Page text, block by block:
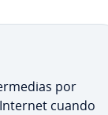
por
cuando